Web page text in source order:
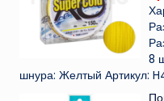
8
шнура: Желтый Артикул: